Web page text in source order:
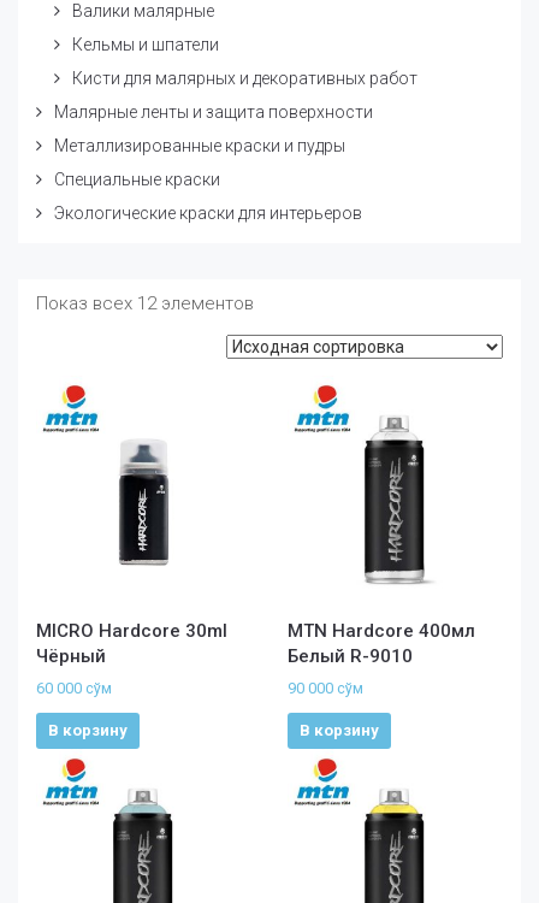
Валики малярные
Кельмы и шпатели
Кисти для малярных и декоративных работ
Малярные ленты и защита поверхности
Металлизированные краски и пудры
Специальные краски
Экологические краски для интерьеров
Показ всех 12 элементов
MICRO Hardcore 30ml
Чёрный
60 000 сўм
В корзину
MTN Hardcore 400мл
Белый R-9010
90 000 сўм
В корзину